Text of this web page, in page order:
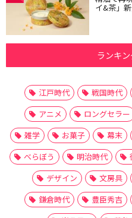
イ&茶」
ランキ
江戸時代 戦国時代
アニメ
ロングセラー
雑学
お菓子 幕末
べらぼう
明治時代
デザイン
文房具
鎌倉時代
豊臣秀吉